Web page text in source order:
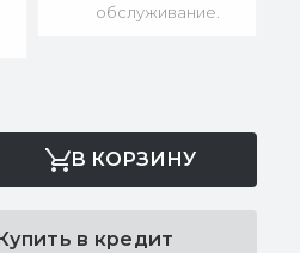
обслуживание.
В КОРЗИНУ
Купить в кредит